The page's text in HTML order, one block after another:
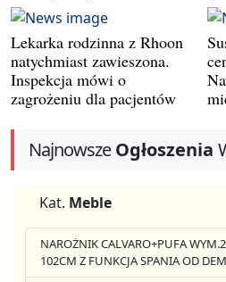
Lekarka rodzinna z Rhoon
natychmiast zawieszona.
Inspekcja mówi o
zagrożeniu dla pacjentów
NajnowszeOgłoszenia
Kat. Meble
NAROŻNIK CALVARO+PUFA
102CM Z FUNKCJA SPANIA OD